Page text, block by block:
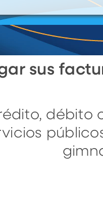
sus
débito